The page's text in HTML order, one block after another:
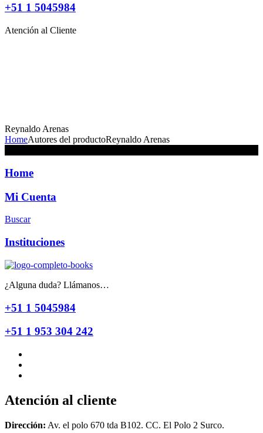
+51 1 5045984
Atención al Cliente
Reynaldo Arenas
HomeAutores del productoReynaldo Arenas
Home
Mi Cuenta
Buscar
Instituciones
¿Alguna duda? Llámanos…
+51 1 5045984
+51 1 953 304 242
Atención al cliente
Dirección: Av. el polo 670 tda B102. CC. El Polo 2 Surco.